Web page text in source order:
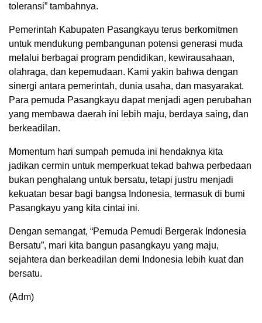
toleransi” tambahnya.
Pemerintah Kabupaten Pasangkayu terus berkomitmen
untuk mendukung pembangunan potensi generasi muda
melalui berbagai program pendidikan, kewirausahaan,
olahraga, dan kepemudaan. Kami yakin bahwa dengan
sinergi antara pemerintah, dunia usaha, dan masyarakat.
Para pemuda Pasangkayu dapat menjadi agen perubahan
yang membawa daerah ini lebih maju, berdaya saing, dan
berkeadilan.
Momentum hari sumpah pemuda ini hendaknya kita
jadikan cermin untuk memperkuat tekad bahwa perbedaan
bukan penghalang untuk bersatu, tetapi justru menjadi
kekuatan besar bagi bangsa Indonesia, termasuk di bumi
Pasangkayu yang kita cintai ini.
Dengan semangat, “Pemuda Pemudi Bergerak Indonesia
Bersatu”, mari kita bangun pasangkayu yang maju,
sejahtera dan berkeadilan demi Indonesia lebih kuat dan
bersatu.
(Adm)